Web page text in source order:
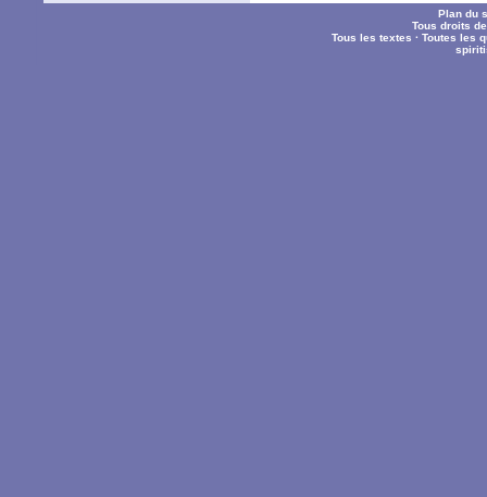
Plan du
Tous droits
Tous les textes ·Toutes les